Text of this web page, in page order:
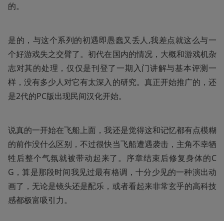
的。
是的，与这个系列的初遇即愚蠢又丢人,我差点就这么与一
个好游戏失之交臂了。初代在国内的情况，大概和游戏机杂
志对其的处理，仅仅是刊登了一期入门讲解与基本评测一
样，没有多少人对它有太深入的研究。真正开始推广的，还
是2代的PC版出现民间汉化开始。
说真的一开始在飞船上面，我还是觉得这和记忆都有点模糊
的前作没什么区别，不过很快当飞船遭遇袭击，主角不幸牺
牲后整个气氛就被带动起来了。序章结束后修复身体的C
G，算是那段时间我见过最有格调，十分少见的一种演出动
画了，无论是镜头还是配乐，或者看起来非常玄乎的高科技
感都极富吸引力。